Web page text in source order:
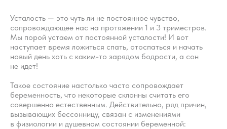
Усталость — это чуть ли не постоянное чувство,
сопровождающее нас на протяжении 1 и 3 триместров.
Мы порой устаем от постоянной усталости! И вот
наступает время ложиться спать, отоспаться и начать
новый день хоть с каким-то зарядом бодрости, а сон
не идет!
Такое состояние настолько часто сопровождает
беременность, что некоторые склонны считать его
совершенно естественным. Действительно, ряд причин,
вызывающих бессонницу, связан с изменениями
в физиологии и душевном состоянии беременной: